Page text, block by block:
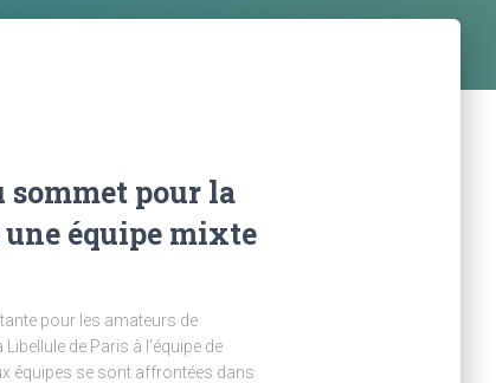
pour la
équipe mixte
pour les amateurs de
de Paris à l’équipe de
équipes se sont affrontées dans